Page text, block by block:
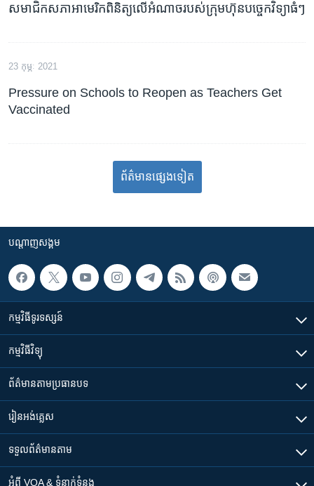
សមាជិក​សភា​អាមេរិក​ពិនិត្យ​លើ​អំណាច​របស់​ក្រុមហ៊ុន​បច្ចេកវិទ្យា​ធំៗ
23 កុម្ភៈ 2021
Pressure on Schools to Reopen as Teachers Get
Vaccinated
ព័ត៌មាន​​​​​​ផ្សេង​​​ទៀត
បណ្តាញ​សង្គម
កម្មវិធី​ទូរទស្សន៍
កម្មវិធី​វិទ្យុ
ព័ត៌មាន​តាមប្រធានបទ​
រៀន​​អង់គ្លេស
ទទួល​ព័ត៌មាន​តាម
អំពី​ VOA & ទំនាក់ទំនង